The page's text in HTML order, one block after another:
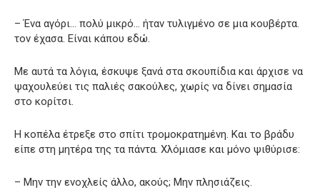
– Ένα αγόρι… πολύ μικρό… ήταν τυλιγμένο σε μια κουβέρτα.
τον έχασα. Είναι κάπου εδώ.
Με αυτά τα λόγια, έσκυψε ξανά στα σκουπίδια και άρχισε να
ψαχουλεύει τις παλιές σακούλες, χωρίς να δίνει σημασία
στο κορίτσι.
Η κοπέλα έτρεξε στο σπίτι τρομοκρατημένη. Και το βράδυ
είπε στη μητέρα της τα πάντα. Χλόμιασε και μόνο ψιθύρισε:
– Μην την ενοχλείς άλλο, ακούς; Μην πλησιάζεις.